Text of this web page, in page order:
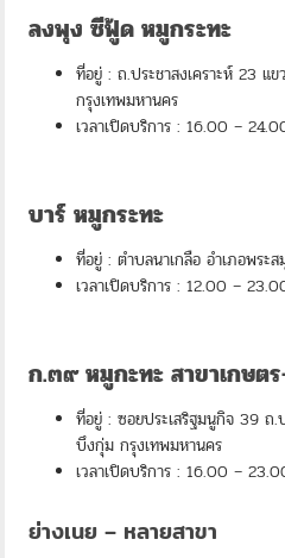
ลงพุง ซีฟู้ด หมูกระทะ
ที่อยู่ : ถ.ประชาสงเคราะห์ 23 แ
กรุงเทพมหานคร
เวลาเปิดบริการ : 16.00 –
บาร์ หมูกระทะ
ที่อยู่ : ตำบลนาเกลือ อำเภอพระ
เวลาเปิดบริการ : 12.00 –
ก.๓๙ หมูกะทะ สาขาเกษต
ที่อยู่ : ซอยประเสริฐมนูกิจ 39 ถ.
บึงกุ่ม กรุงเทพมหานคร
เวลาเปิดบริการ : 16.00 –
ย่างเนย – หลายสาขา